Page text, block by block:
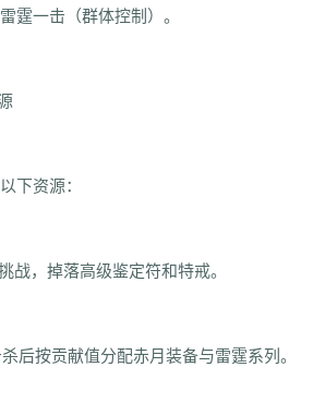
霆一击（群体控制）。
下资源：
战，掉落高级鉴定符和特戒。
后按贡献值分配赤月装备与雷霆系列。